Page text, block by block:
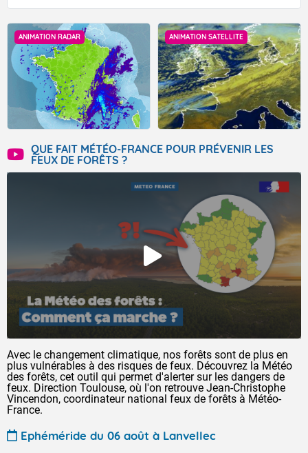
ANIMATION RADAR ANIMATION SATELLITE
QUE FAIT MÉTÉO-FRANCE POUR PRÉVENIR LES
FEUX DE FORÊTS ?
Avec le changement climatique, nos forêts sont de plus en
plus vulnérables à des risques de feux. Découvrez la Météo
des forêts, cet outil qui permet d'alerter sur les dangers de
feux. Direction Toulouse, où l'on retrouve Jean-Christophe
Vincendon, coordinateur national feux de forêts à Météo-
France.
Ephéméride du 06 août à Lanvellec